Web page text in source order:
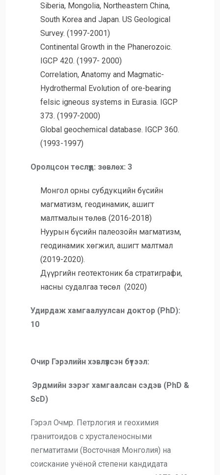
Siberia, Mongolia, Northeastern China,
South Korea and Japan. US Geological
Survey. (1997-2001)
Continental Growth in the Phanerozoic.
IGCP 420. (1997- 2000)
Correlation, Anatomy and Magmatic-
Hydrothermal Evolution of ore-bearing
felsic igneous systems in Eurasia. IGCP
373. (1997-2000)
Global geochemical database. IGCP 360.
(1993-1997)
Оролцсон төслүүд: зөвлөх: 3
Монгол орны субдукцийн бүсийн
магматизм, геодинамик, ашигт
малтмалын төлөв (2016-2018)
Нуурын бүсийн палеозойн магматизм,
геодинамик хөгжил, ашигт малтмал
(2019-2020).
Дүүргийн геотектоник ба стратиграфи,
насны судалгаа төсөл (2020)
Удирдаж хамгаалуулсан доктор (PhD):
10
Очир Гэрэлийн хэвлүүлсэн бүтээл:
Эрдмийн зэрэг хамгаалсан сэдэв (PhD &
ScD)
Гэрэл Очмр. Петрлогия и геохимия
гранитоидов с хрусталеносными
пегматитами (Восточная Монголия) на
соискание учёной степени кандидата